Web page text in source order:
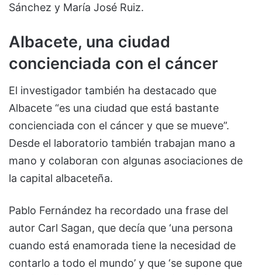
Sánchez y María José Ruiz.
Albacete, una ciudad
concienciada con el cáncer
El investigador también ha destacado que
Albacete “es una ciudad que está bastante
concienciada con el cáncer y que se mueve”.
Desde el laboratorio también trabajan mano a
mano y colaboran con algunas asociaciones de
la capital albaceteña.
Pablo Fernández ha recordado una frase del
autor Carl Sagan, que decía que ‘una persona
cuando está enamorada tiene la necesidad de
contarlo a todo el mundo’ y que ‘se supone que